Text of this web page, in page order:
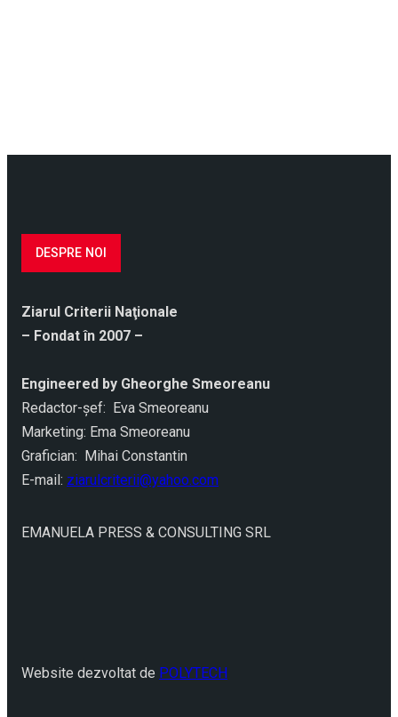
DESPRE NOI
Ziarul Criterii Naţionale
– Fondat în 2007 –
Engineered by Gheorghe Smeoreanu
Redactor-şef: Eva Smeoreanu
Marketing: Ema Smeoreanu
Grafician: Mihai Constantin
E-mail: ziarulcriterii@yahoo.com
EMANUELA PRESS & CONSULTING SRL
Website dezvoltat de POLYTECH